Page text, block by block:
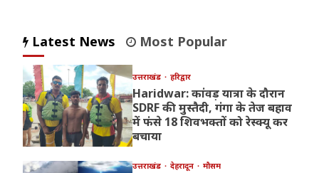
Latest News Most Popular
उत्तराखंड हरिद्वार
Haridwar: कांवड़ यात्रा के दौरान
SDRF की मुस्तैदी, गंगा के तेज बहाव
में फंसे 18 शिवभक्तों को रेस्क्यू कर
बचाया
उत्तराखंड देहरादून मौसम